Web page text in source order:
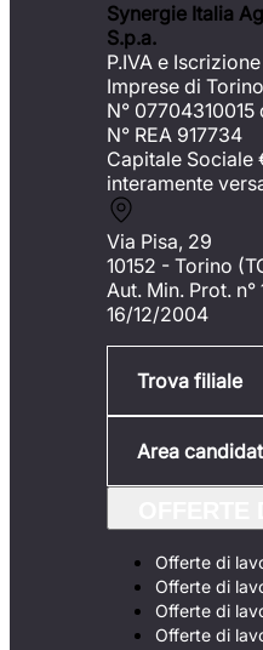
Synergie Italia
S.p.a.
P.IVA e
Imprese di Torino
N°
N° REA 917734
Capitale Sociale
interamente
Via Pisa, 29
10152 - Torino
Aut. Min. Prot. n°
16/12/2004
Trova filiale
Area
Offerte di
Offerte di
Offerte di
Offerte di